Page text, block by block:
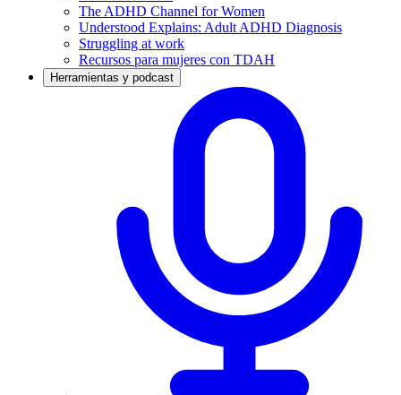
The ADHD Channel for Women
Understood Explains: Adult ADHD Diagnosis
Struggling at work
Recursos para mujeres con TDAH
Herramientas y podcast